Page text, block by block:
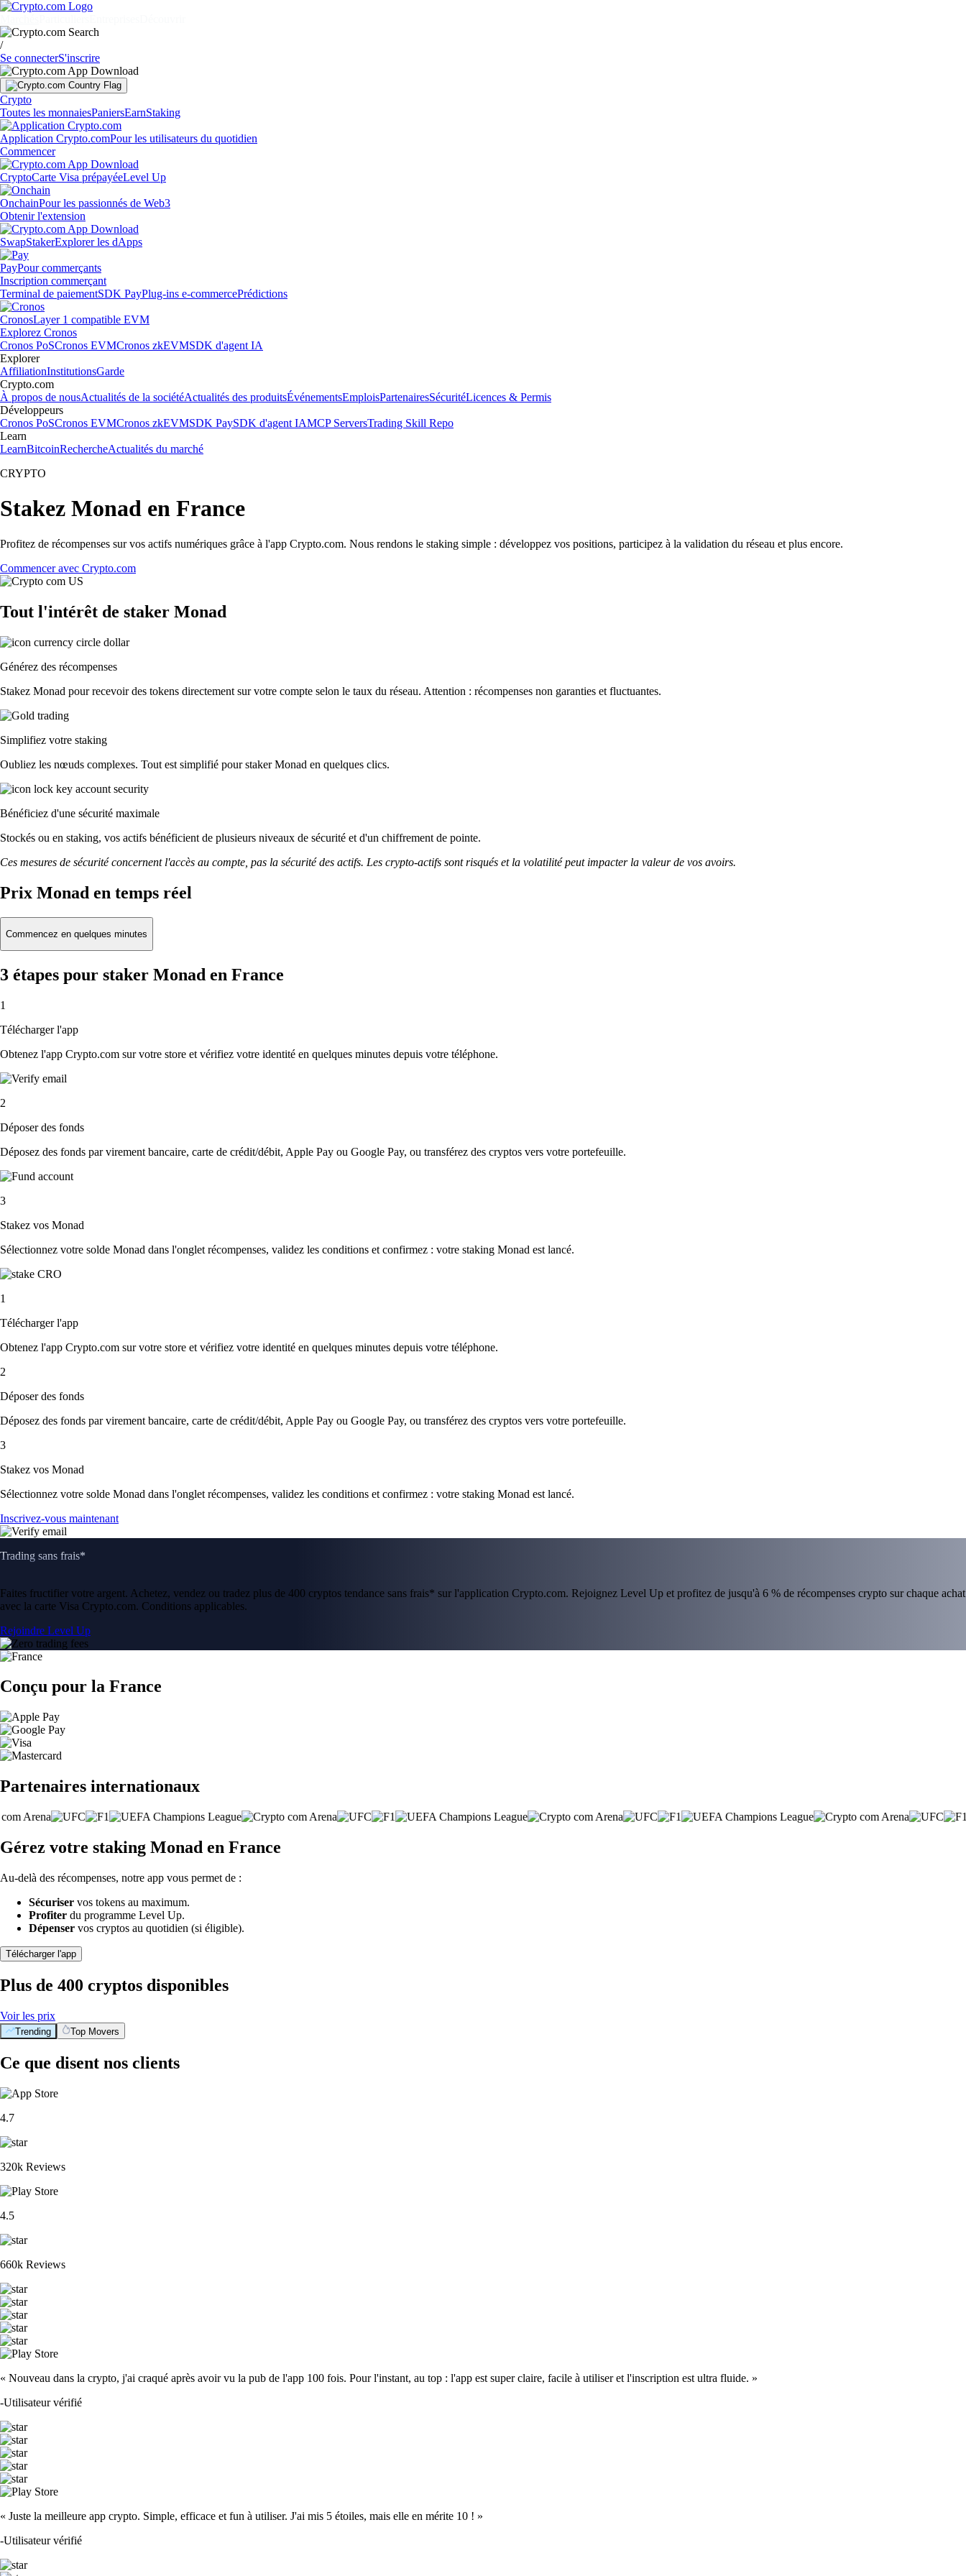
/
Se connecterS'inscrire
Crypto
Toutes les monnaiesPaniersEarnStaking
Application Crypto.comPour les utilisateurs du quotidien
Commencer
CryptoCarte Visa prépayéeLevel Up
OnchainPour les passionnés de Web3
Obtenir l'extension
SwapStakerExplorer les dApps
PayPour commerçants
Inscription commerçant
Terminal de paiementSDK PayPlug-ins e-commercePrédictions
CronosLayer 1 compatible EVM
Explorez Cronos
Cronos PoSCronos EVMCronos zkEVMSDK d'agent IA
Explorer
AffiliationInstitutionsGarde
Crypto.com
À propos de nousActualités de la sociétéActualités des produitsÉvénementsEmploisPartenairesSécuritéLicences & Permis
Développeurs
Cronos PoSCronos EVMCronos zkEVMSDK PaySDK d'agent IAMCP ServersTrading Skill Repo
Learn
LearnBitcoinRechercheActualités du marché
CRYPTO
Stakez Monad en France
Profitez de récompenses sur vos actifs numériques grâce à l'app Crypto.com. Nous rendons le staking simple : développez vos positions, participez à la validation du réseau et plus encore.
Commencer avec Crypto.com
Tout l'intérêt de staker Monad
Générez des récompenses
Stakez Monad pour recevoir des tokens directement sur votre compte selon le taux du réseau. Attention : récompenses non garanties et fluctuantes.
Simplifiez votre staking
Oubliez les nœuds complexes. Tout est simplifié pour staker Monad en quelques clics.
Bénéficiez d'une sécurité maximale
Stockés ou en staking, vos actifs bénéficient de plusieurs niveaux de sécurité et d'un chiffrement de pointe.
Ces mesures de sécurité concernent l'accès au compte, pas la sécurité des actifs. Les crypto-actifs sont risqués et la volatilité peut impacter la valeur de vos avoirs.
Prix Monad en temps réel
Commencez en quelques minutes
3 étapes pour staker Monad en France
1
Télécharger l'app
Obtenez l'app Crypto.com sur votre store et vérifiez votre identité en quelques minutes depuis votre téléphone.
2
Déposer des fonds
Déposez des fonds par virement bancaire, carte de crédit/débit, Apple Pay ou Google Pay, ou transférez des cryptos vers votre portefeuille.
3
Stakez vos Monad
Sélectionnez votre solde Monad dans l'onglet récompenses, validez les conditions et confirmez : votre staking Monad est lancé.
1
Télécharger l'app
Obtenez l'app Crypto.com sur votre store et vérifiez votre identité en quelques minutes depuis votre téléphone.
2
Déposer des fonds
Déposez des fonds par virement bancaire, carte de crédit/débit, Apple Pay ou Google Pay, ou transférez des cryptos vers votre portefeuille.
3
Stakez vos Monad
Sélectionnez votre solde Monad dans l'onglet récompenses, validez les conditions et confirmez : votre staking Monad est lancé.
Inscrivez-vous maintenant
Trading sans frais*
Faites fructifier votre argent. Achetez, vendez ou tradez plus de 400 cryptos tendance sans frais* sur l'application Crypto.com. Rejoignez Level Up et profitez de jusqu'à 6 % de récompenses crypto sur chaque achat
avec la carte Visa Crypto.com. Conditions applicables.
Rejoindre Level Up
Conçu pour la France
Partenaires internationaux
Gérez votre staking Monad en France
Au-delà des récompenses, notre app vous permet de :
Sécuriser vos tokens au maximum.
Profiter du programme Level Up.
Dépenser vos cryptos au quotidien (si éligible).
Télécharger l'app
Plus de 400 cryptos disponibles
Voir les prix
Trending Top Movers
Ce que disent nos clients
4.7
320k Reviews
4.5
660k Reviews
« Nouveau dans la crypto, j'ai craqué après avoir vu la pub de l'app 100 fois. Pour l'instant, au top : l'app est super claire, facile à utiliser et l'inscription est ultra fluide. »
-Utilisateur vérifié
« Juste la meilleure app crypto. Simple, efficace et fun à utiliser. J'ai mis 5 étoiles, mais elle en mérite 10 ! »
-Utilisateur vérifié